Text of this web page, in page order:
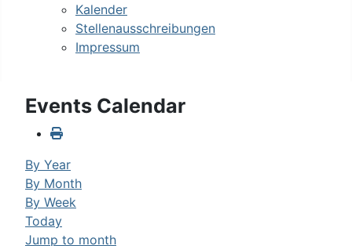
Kalender
Stellenausschreibungen
Impressum
Events Calendar
By Year
By Month
By Week
Today
Jump to month